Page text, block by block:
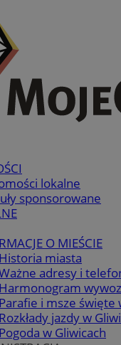
lokalne
sponsorowane
O MIEŚCIE
Historia miasta
adresy i
Harmonogram
Parafie i msze święte
Rozkłady jazdy w
Pogoda w Gliwicach